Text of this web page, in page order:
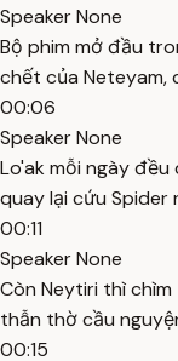
Speaker None
Bộ phim mở đầu
chết của Neteyam,
00:06
Speaker None
Lo'ak mỗi ngày
quay lại cứu Spider
00:11
Speaker None
Còn Neytiri thì
thẫn thờ cầu
00:15